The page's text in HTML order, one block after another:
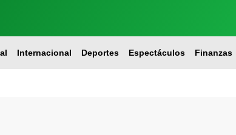
Internacional Deportes Espectáculos Finanzas